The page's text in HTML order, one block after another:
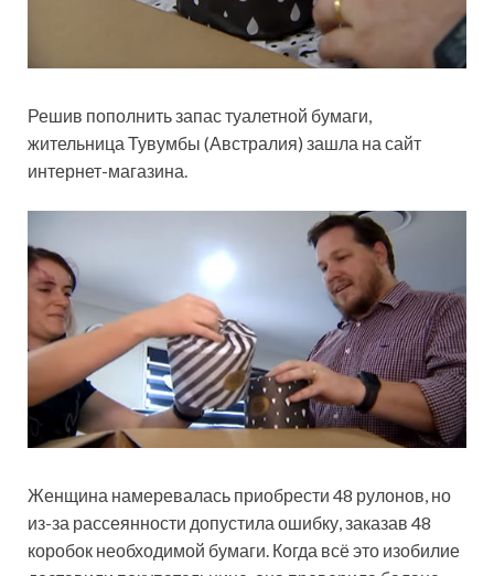
Решив пополнить запас туалетной бумаги,
жительница Тувумбы (Австралия) зашла на сайт
интернет-магазина.
Женщина намеревалась приобрести 48 рулонов, но
из-за рассеянности допустила ошибку, заказав 48
коробок необходимой бумаги. Когда всё это изобилие